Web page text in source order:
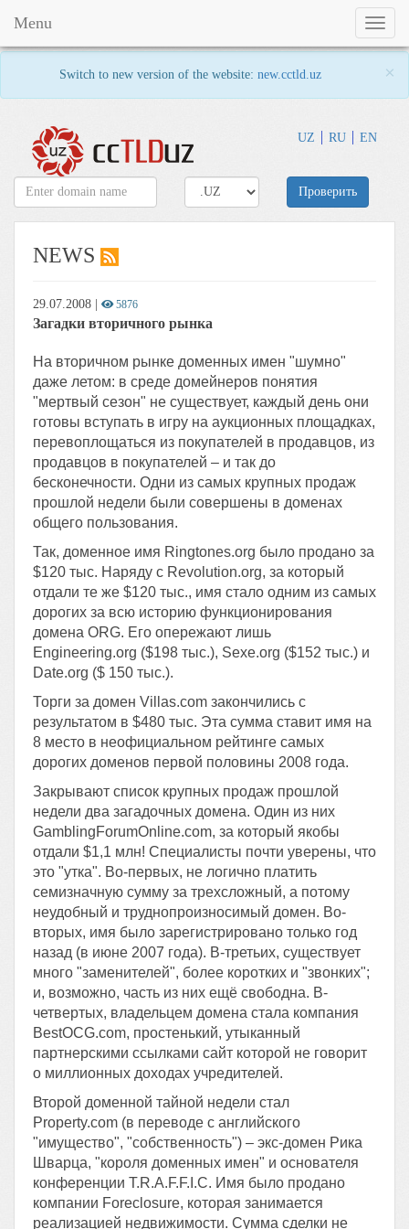
Switch to new version of the website: new.cctld.uz ×
UZ RU EN
Toggle
Menu
Проверить
NEWS
29.07.2008 5876
Загадки вторичного рынка
На вторичном рынке доменных имен "шумно"
даже летом: в среде домейнеров понятия
"мертвый сезон" не существует, каждый день они
готовы вступать в игру на аукционных площадках,
перевоплощаться из покупателей в продавцов, из
продавцов в покупателей – и так до
бесконечности. Одни из самых крупных продаж
прошлой недели были совершены в доменах
общего пользования.
Так, доменное имя Ringtones.org было продано за
$120 тыс. Наряду с Revolution.org, за который
отдали те же $120 тыс., имя стало одним из самых
дорогих за всю историю функционирования
домена ORG. Его опережают лишь
Engineering.org ($198 тыс.), Sexe.org ($152 тыс.) и
Date.org ($ 150 тыс.).
Торги за домен Villas.com закончились с
результатом в $480 тыс. Эта сумма ставит имя на
8 место в неофициальном рейтинге самых
дорогих доменов первой половины 2008 года.
Закрывают список крупных продаж прошлой
недели два загадочных домена. Один из них
GamblingForumOnline.com, за который якобы
отдали $1,1 млн! Специалисты почти уверены, что
это "утка". Во-первых, не логично платить
семизначную сумму за трехсложный, а потому
неудобный и труднопроизносимый домен. Во-
вторых, имя было зарегистрировано только год
назад (в июне 2007 года). В-третьих, существует
много "заменителей", более коротких и "звонких";
и, возможно, часть из них ещё свободна. В-
четвертых, владельцем домена стала компания
BestOCG.com, простенький, утыканный
партнерскими ссылками сайт которой не говорит
о миллионных доходах учредителей.
Второй доменной тайной недели стал
Property.com (в переводе с английского
"имущество", "собственность") – экс-домен Рика
Шварца, "короля доменных имен" и основателя
конференции T.R.A.F.F.I.C. Имя было продано
компании Foreclosure, которая занимается
реализацией недвижимости. Сумма сделки не